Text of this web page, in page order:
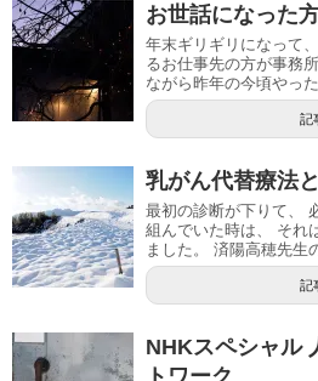
お世話になった
年末ギリギリになって
るお仕事先の方が事務
ながら昨年の今頃やっ
記
乳がん代替療法
最初の診断が下りて、
組んでいた時は、 それ
ました。 済陽高穂先生
記
NHKスペシャル
トワーク